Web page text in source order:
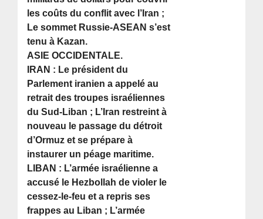
les coûts du conflit avec l’Iran ;
Le sommet Russie-ASEAN s’est
tenu à Kazan.
ASIE OCCIDENTALE.
IRAN : Le président du
Parlement iranien a appelé au
retrait des troupes israéliennes
du Sud-Liban ; L’Iran restreint à
nouveau le passage du détroit
d’Ormuz et se prépare à
instaurer un péage maritime.
LIBAN : L’armée israélienne a
accusé le Hezbollah de violer le
cessez-le-feu et a repris ses
frappes au Liban ; L’armée